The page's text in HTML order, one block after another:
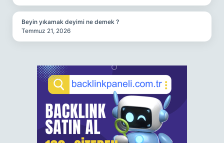
Beyin yıkamak deyimi ne demek ?
Temmuz 21, 2026